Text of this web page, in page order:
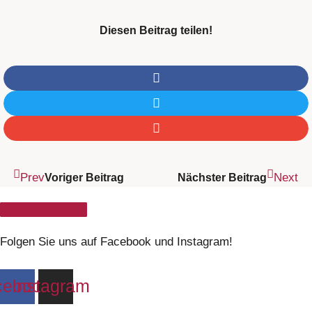
Diesen Beitrag teilen!
PrevVoriger Beitrag Nächster Beitrag Next
Folgen Sie uns auf Facebook und Instagram!
Instagram